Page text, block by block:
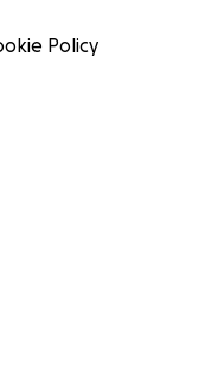
Policy